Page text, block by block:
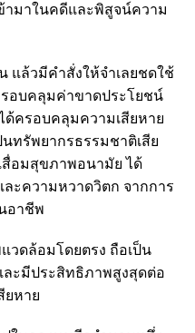
ามาในคดีและพิสูจน์ความ
แล้วมีคำสั่งให้จำเลยชดใช้
รอบคลุมค่าขาดประโยชน์
ด้ครอบคลุมความเสียหาย
ทรัพยากรธรรมชาติเสีย
สื่อมสุขภาพอนามัย ได้
ะความหวาดวิตก จากการ
อาชีพ
วดล้อมโดยตรง ถือเป็น
ละมีประสิทธิภาพสูงสุดต่อ
ยหาย